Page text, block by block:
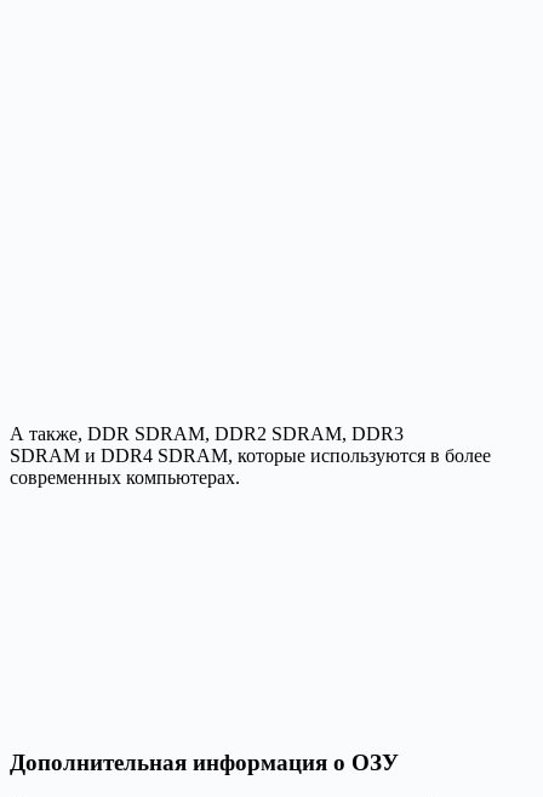
А также, DDR SDRAM, DDR2 SDRAM, DDR3
SDRAM и DDR4 SDRAM, которые используются в более
современных компьютерах.
Дополнительная информация о ОЗУ